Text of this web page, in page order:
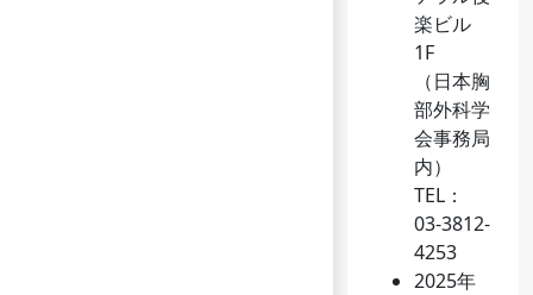
楽ビル
1F
（日本胸
部外科学
会事務局
内）
TEL：
03-3812-
4253
2025年